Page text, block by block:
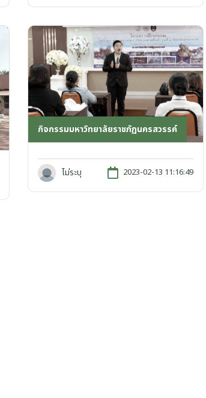
กิจกรรมมหาวิทยาลัยราชภัฏนครสวรรค์
ไม่ระบุ 2023-02-13 11:16:49